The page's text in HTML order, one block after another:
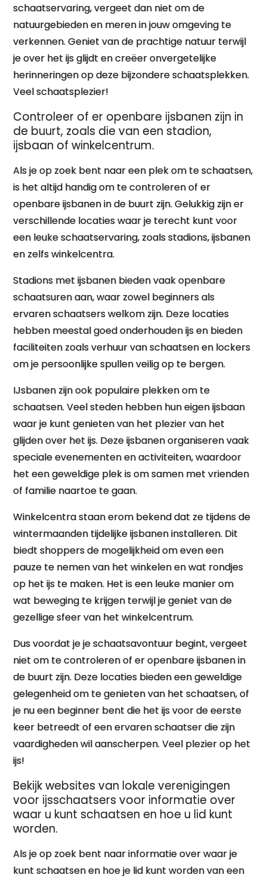
schaatservaring, vergeet dan niet om de
natuurgebieden en meren in jouw omgeving te
verkennen. Geniet van de prachtige natuur terwijl
je over het ijs glijdt en creëer onvergetelijke
herinneringen op deze bijzondere schaatsplekken.
Veel schaatsplezier!
Controleer of er openbare ijsbanen zijn in
de buurt, zoals die van een stadion,
ijsbaan of winkelcentrum.
Als je op zoek bent naar een plek om te schaatsen,
is het altijd handig om te controleren of er
openbare ijsbanen in de buurt zijn. Gelukkig zijn er
verschillende locaties waar je terecht kunt voor
een leuke schaatservaring, zoals stadions, ijsbanen
en zelfs winkelcentra.
Stadions met ijsbanen bieden vaak openbare
schaatsuren aan, waar zowel beginners als
ervaren schaatsers welkom zijn. Deze locaties
hebben meestal goed onderhouden ijs en bieden
faciliteiten zoals verhuur van schaatsen en lockers
om je persoonlijke spullen veilig op te bergen.
IJsbanen zijn ook populaire plekken om te
schaatsen. Veel steden hebben hun eigen ijsbaan
waar je kunt genieten van het plezier van het
glijden over het ijs. Deze ijsbanen organiseren vaak
speciale evenementen en activiteiten, waardoor
het een geweldige plek is om samen met vrienden
of familie naartoe te gaan.
Winkelcentra staan erom bekend dat ze tijdens de
wintermaanden tijdelijke ijsbanen installeren. Dit
biedt shoppers de mogelijkheid om even een
pauze te nemen van het winkelen en wat rondjes
op het ijs te maken. Het is een leuke manier om
wat beweging te krijgen terwijl je geniet van de
gezellige sfeer van het winkelcentrum.
Dus voordat je je schaatsavontuur begint, vergeet
niet om te controleren of er openbare ijsbanen in
de buurt zijn. Deze locaties bieden een geweldige
gelegenheid om te genieten van het schaatsen, of
je nu een beginner bent die het ijs voor de eerste
keer betreedt of een ervaren schaatser die zijn
vaardigheden wil aanscherpen. Veel plezier op het
ijs!
Bekijk websites van lokale verenigingen
voor ijsschaatsers voor informatie over
waar u kunt schaatsen en hoe u lid kunt
worden.
Als je op zoek bent naar informatie over waar je
kunt schaatsen en hoe je lid kunt worden van een